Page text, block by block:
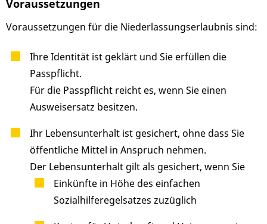
Voraussetzungen
Voraussetzungen für die Niederlassungserlaubnis sind:
Ihre Identität ist geklärt und Sie erfüllen die
Passpflicht.
Für die Passpflicht reicht es, wenn Sie einen
Ausweisersatz besitzen.
Ihr Lebensunterhalt ist gesichert, ohne dass Sie
öffentliche Mittel in Anspruch nehmen.
Der Lebensunterhalt gilt als gesichert, wenn Sie
Einkünfte in Höhe des einfachen
Sozialhilferegelsatzes zuzüglich